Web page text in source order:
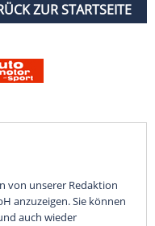
ZUR STARTSEITE
von unserer Redaktion
anzuzeigen. Sie können
auch wieder